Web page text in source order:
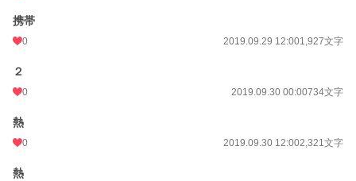
携帯
0 2019.09.29 12:001,927文字
２
0 2019.09.30 00:00734文字
熱
0 2019.09.30 12:002,321文字
熱